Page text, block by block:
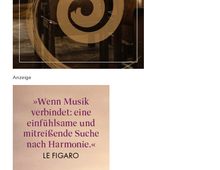
Anzeige